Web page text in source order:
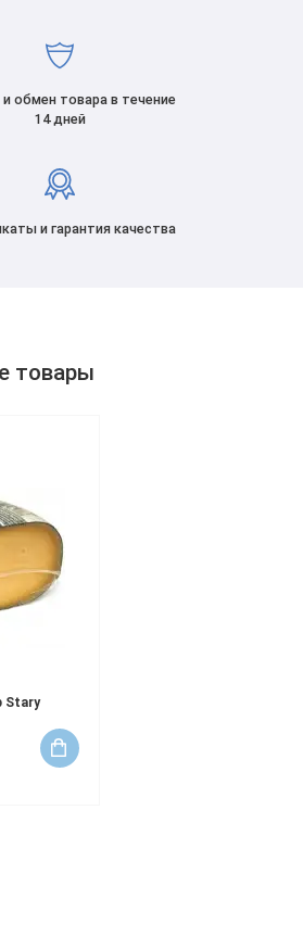
обмен товара в течение
14 дней
и гарантия качества
товары
Stary